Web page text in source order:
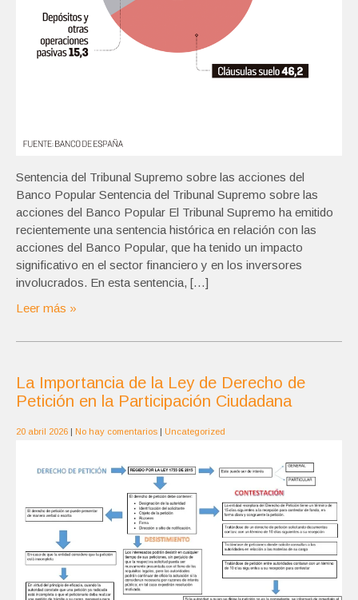
Sentencia del Tribunal Supremo sobre las acciones del
Banco Popular Sentencia del Tribunal Supremo sobre las
acciones del Banco Popular El Tribunal Supremo ha emitido
recientemente una sentencia histórica en relación con las
acciones del Banco Popular, que ha tenido un impacto
significativo en el sector financiero y en los inversores
involucrados. En esta sentencia, […]
Leer más »
La Importancia de la Ley de Derecho de
Petición en la Participación Ciudadana
20 abril 2026 | No hay comentarios | Uncategorized